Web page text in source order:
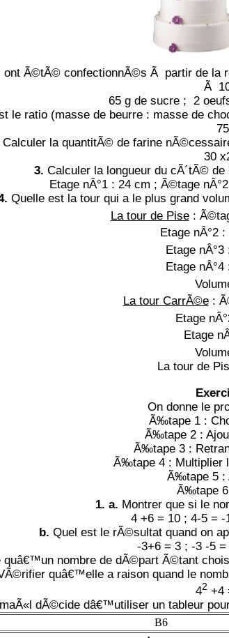
ont Ã©tÃ© confectionnÃ©s Ã partir de la
Ã
65 g de sucre ; 2
le ratio (masse de beurre : masse de
Calculer la quantitÃ© de farine
30
3. Calculer la longueur du cÃ´tÃ©
Etage nÂ°1 : 24 cm ; Ã©tage
Quelle est la tour qui a le plus grand
La tour de Pise:
Etage nÂ°2 :
Etage nÂ°3
Etage nÂ°4
La tour CarrÃ©e:
Etage
Etage
La tour de
On donne le
Ã‰tape 1 :
Ã‰tape 2 :
Ã‰tape 3 :
Ã‰tape 4 : Multiplier
Ã‰tape 5 :
Ã‰tape
1. a. Montrer que si le
4 +6 = 10 ; 4-5 =
b. Quel est le rÃ©sultat quand on
-3+6 = 3 ; -3 -5
quâ€™un nombre de dÃ©part Ã©tant
quâ€™elle a raison quand le
42 +4
dÃ©cide dâ€™utiliser un tableur
B6